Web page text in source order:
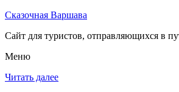
Сказочная Варшава
Сайт для туристов, отправляющихся в
Меню
Читать далее